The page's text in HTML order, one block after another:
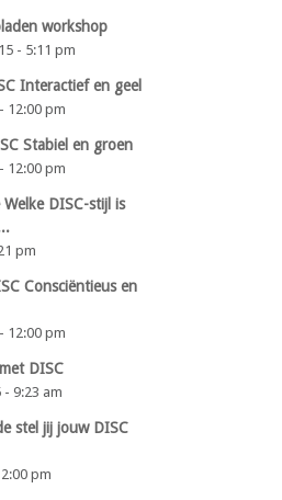
workshop
- 5:11 pm
Interactief en geel
12:00 pm
Stabiel en groen
12:00 pm
DISC-stijl is
pm
Consciëntieus en
12:00 pm
DISC
9:23 am
stel jij jouw DISC
pm